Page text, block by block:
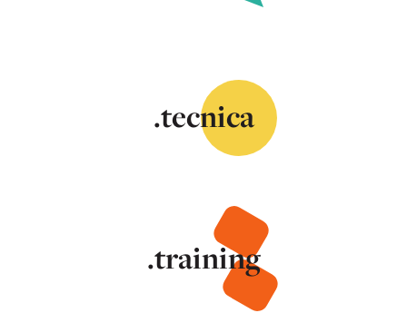
.tecnica
.training